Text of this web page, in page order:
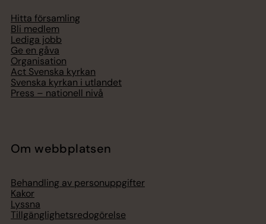
Hitta församling
Bli medlem
Lediga jobb
Ge en gåva
Organisation
Act Svenska kyrkan
Svenska kyrkan i utlandet
Press – nationell nivå
Om webbplatsen
Behandling av personuppgifter
Kakor
Lyssna
Tillgänglighetsredogörelse